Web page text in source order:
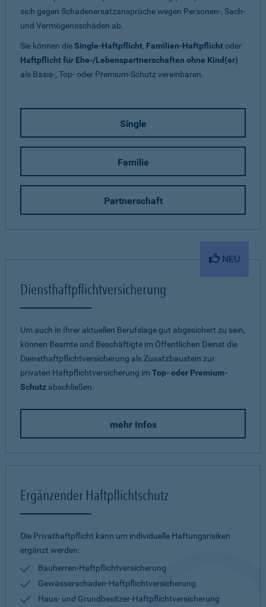
sich gegen Schadenersatzansprüche wegen Personen-, Sach-
und Vermögensschäden ab.
Sie können dieSingle-Haftpflicht, Familien-Haftpflichtoder
Haftpflicht für Ehe-/Lebenspartnerschaften ohne Kind(er)
als Basis-, Top- oder Premium-Schutz vereinbaren.
Single
Familie
Partnerschaft
NEU
Diensthaftpflichtversicherung
Um auch in Ihrer aktuellen Berufslage gut abgesichert zu sein,
können Beamte und Beschäftigte im Öffentlichen Dienst die
Diensthaftpflichtversicherung als Zusatzbaustein zur
privaten Haftpflichtversicherung imTop- oder Premium-
Schutz abschließen.
mehr Infos
Ergänzender Haftpflichtschutz
Die Privathaftpflicht kann um individuelle Haftungsrisiken
ergänzt werden:
Bauherren-Haftpflichtversicherung
Gewässerschaden-Haftpflichtversicherung
Haus- und Grundbesitzer-Haftpflichtversicherung